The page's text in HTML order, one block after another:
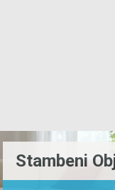
Stambeni